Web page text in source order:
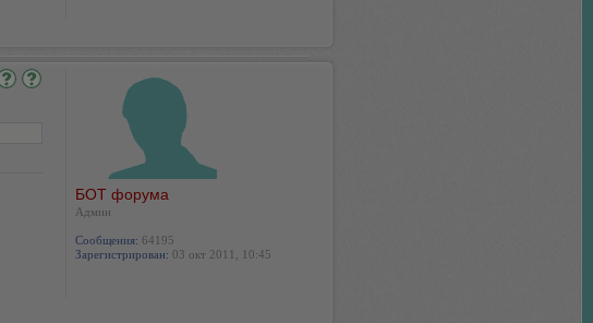
БОТ форума
Админ
Сообщения: 64195
Зарегистрирован: 03 окт 2011, 10:45